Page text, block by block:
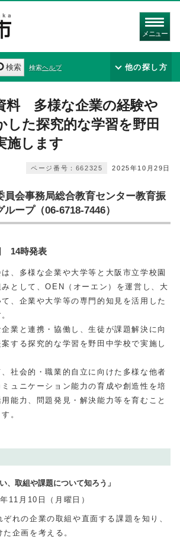
メニュー
検索 検索ヘルプ 他の探し方
料 多様な企業の経験や
した探究的な学習を野田
施します
2025年10月29日
ページ番号：662325
員会事務局総合教育センター教育振
ープ（06-6718-7446）
14時発表
、多様な企業や大学等と大阪市立学校園
として、OEN（オーエン）を運営し、大
、企業や大学等の専門的知見を活用した
業と連携・協働し、生徒が課題解決に向
する探究的な学習を野田中学校で実施し
社会的・職業的自立に向けた多様な他者
ュニケーション能力の育成や創造性を培
能力、問題発見・解決能力等を育むこと
。
、取組や課題について知ろう」
11月10日（月曜日）
れの企業の取組や直面する課題を知り、
企画を考える。